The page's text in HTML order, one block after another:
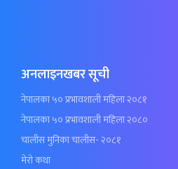
अनलाइनखबर सूची
नेपालका ५० प्रभावशाली महिला २०८१
नेपालका ५० प्रभावशाली महिला २०८०
चालीस मुनिका चालीस- २०८१
मेरो कथा